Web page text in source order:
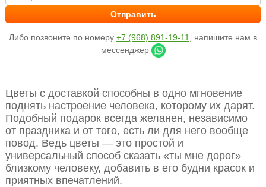
Либо позвоните по номеру +7 (968) 891-19-11
, напишите нам в
мессенджер
Цветы с доставкой способны в одно мгновение
поднять настроение человека, которому их дарят.
Подобный подарок всегда желанен, независимо
от праздника и от того, есть ли для него вообще
повод. Ведь цветы — это простой и
универсальный способ сказать «ты мне дорог»
близкому человеку, добавить в его будни красок и
приятных впечатлений.